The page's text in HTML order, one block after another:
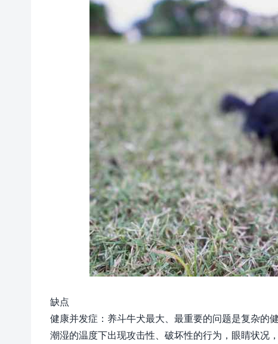
缺点
健康并发症：养斗牛犬最大、最重要的问题是复杂的
潮湿的温度下出现攻击性、破坏性的行为，眼睛状况